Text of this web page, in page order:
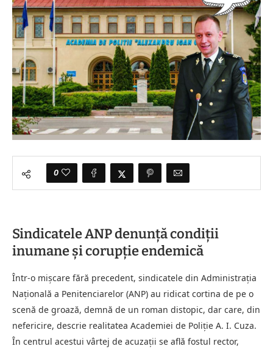
0
Sindicatele ANP denunță condiții
inumane și corupție endemică
Într-o mișcare fără precedent, sindicatele din Administrația
Națională a Penitenciarelor (ANP) au ridicat cortina de pe o
scenă de groază, demnă de un roman distopic, dar care, din
nefericire, descrie realitatea Academiei de Poliție A. I. Cuza.
În centrul acestui vârtej de acuzații se află fostul rector,